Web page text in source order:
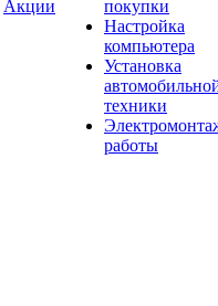
Акции
покупки
Настройка
компьютера
Установка
техники
работы